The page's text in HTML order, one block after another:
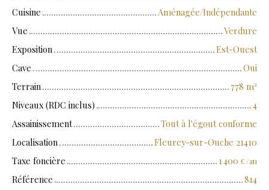
Cuisine
Aménagée/Indépendante
Vue
Verdure
Exposition
Est-Ouest
Cave
Oui
Terrain
778 m²
Niveaux (RDC inclus)
4
Assainissement
Tout à l'égout conforme
Localisation
Fleurey-sur-Ouche 21410
Taxe foncière
1 400 € /an
Référence 814